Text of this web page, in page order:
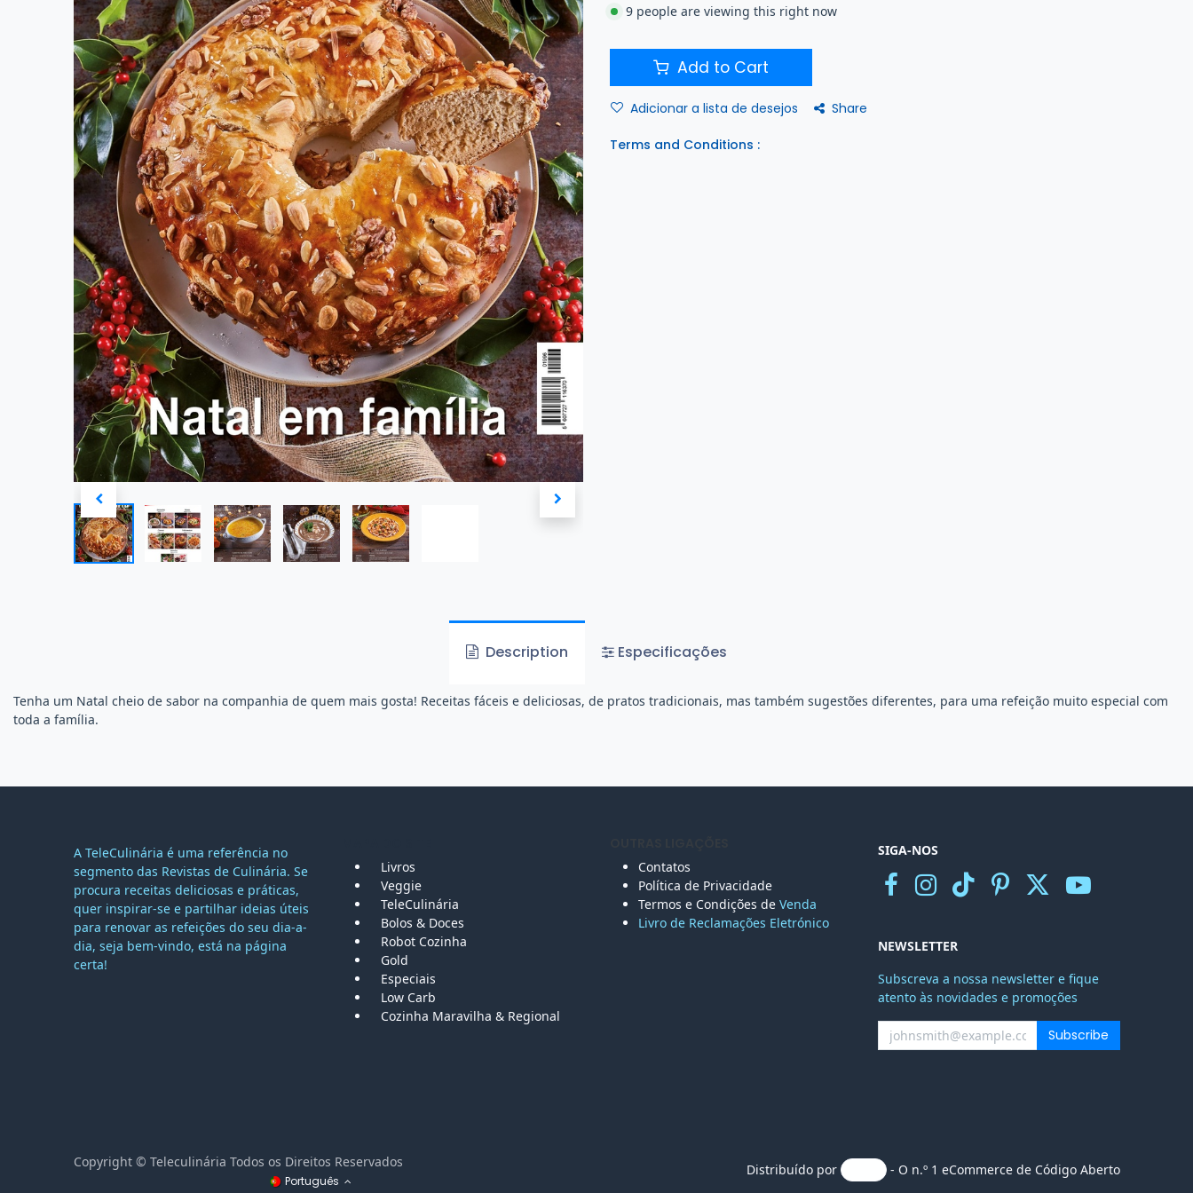
9 people are viewing this right now
Add to Cart
Adicionar a lista de desejos Share
Terms and Conditions :
Description Especificações
Tenha um Natal cheio de sabor na companhia de quem mais gosta! Receitas fáceis e deliciosas, de pratos tradicionais, mas também sugestões diferentes, para uma refeição muito especial com
toda a família.
A TeleCulinária é uma referência no
segmento das Revistas de Culinária. Se
procura receitas deliciosas e práticas,
quer inspirar-se e partilhar ideias úteis
para renovar as refeições do seu dia-a-
dia, seja bem-vindo, está na página
certa!
Livros
Veggie
TeleCulinária
Bolos & Doces
Robot Cozinha
Gold
Especiais
Low Carb
Cozinha Maravilha & Regional
Contatos
Política de Privacidade
Termos e Condições de Venda
Livro de Reclamações Eletrónico
SIGA-NOS
NEWSLETTER
Subscreva a nossa newsletter e fique
atento às novidades e promoções
Subscribe
Copyright © Teleculinária Todos os Direitos Reservados
Português
Distribuído por - O n.º 1 eCommerce de Código Aberto